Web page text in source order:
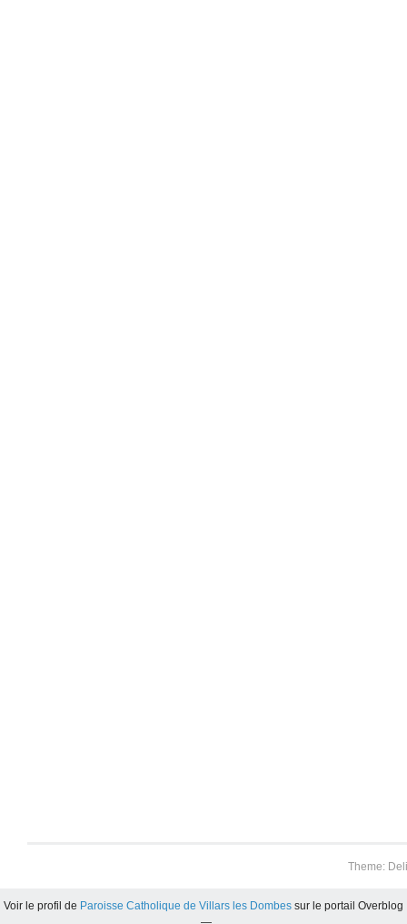
Theme:
Voir le profil de Paroisse Catholique de Villars les Dombes sur le portail Overblog